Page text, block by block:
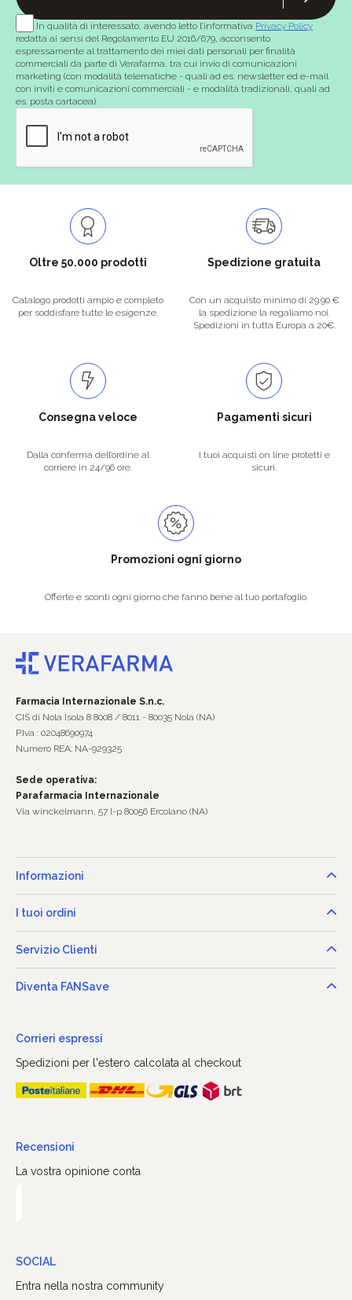
In qualità di interessato, avendo letto l’informativa Privacy Policy
redatta ai sensi del Regolamento EU 2016/679, acconsento
espressamente al trattamento dei miei dati personali per finalità
commerciali da parte di Verafarma, tra cui invio di comunicazioni
marketing (con modalità telematiche - quali ad es. newsletter ed e-mail
con inviti e comunicazioni commerciali - e modalità tradizionali, quali ad
es. posta cartacea)
Oltre 50.000 prodotti
Catalogo prodotti ampio e completo
per soddisfare tutte le esigenze.
Spedizione gratuita
Con un acquisto minimo di 29.90 €
la spedizione la regaliamo noi.
Spedizioni in tutta Europa a 20€.
Consegna veloce
Dalla conferma dell’ordine al
corriere in 24/96 ore.
Pagamenti sicuri
I tuoi acquisti on line protetti e
sicuri.
Promozioni ogni giorno
Offerte e sconti ogni giorno che fanno bene al tuo portafoglio.
Farmacia Internazionale S.n.c.
CIS di Nola Isola 8 8008 / 8011 - 80035 Nola (NA)
P.Iva : 02048690974
Numero REA: NA-929325
Sede operativa:
Parafarmacia Internazionale
Via winckelmann, 57 l-p 80056 Ercolano (NA)
Informazioni
I tuoi ordini
Servizio Clienti
Diventa FANSave
Corrieri espressi
Spedizioni per l'estero calcolata al checkout
Recensioni
La vostra opinione conta
SOCIAL
Entra nella nostra community